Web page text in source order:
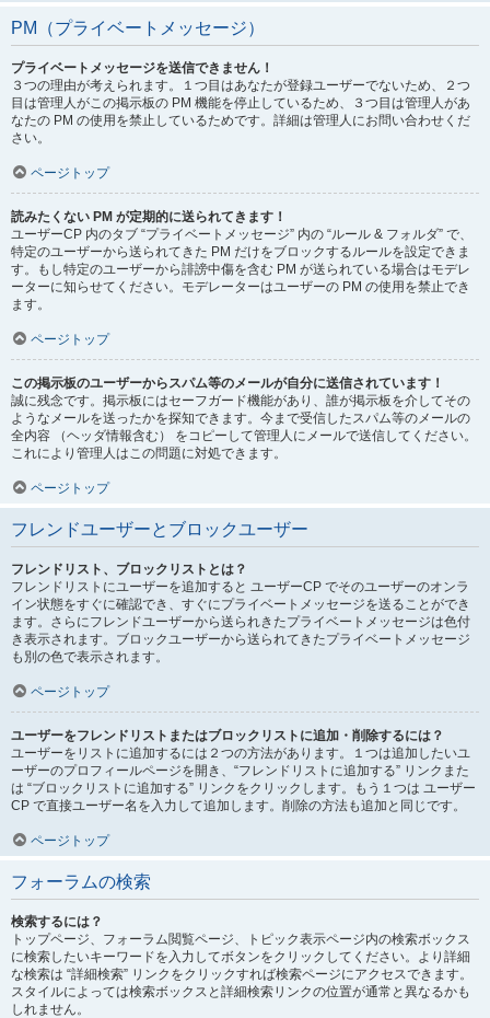
PM（プライベートメッセージ）
プライベートメッセージを送信できません！
３つの理由が考えられます。１つ目はあなたが登録ユーザーでないため、２つ
目は管理人がこの掲示板の PM 機能を停止しているため、３つ目は管理人があ
なたの PM の使用を禁止しているためです。詳細は管理人にお問い合わせくだ
さい。
ページトップ
読みたくない PM が定期的に送られてきます！
ユーザーCP 内のタブ “プライベートメッセージ” 内の “ルール & フォルダ” で、
特定のユーザーから送られてきた PM だけをブロックするルールを設定できま
す。もし特定のユーザーから誹謗中傷を含む PM が送られている場合はモデレ
ーターに知らせてください。モデレーターはユーザーの PM の使用を禁止でき
ます。
ページトップ
この掲示板のユーザーからスパム等のメールが自分に送信されています！
誠に残念です。掲示板にはセーフガード機能があり、誰が掲示板を介してその
ようなメールを送ったかを探知できます。今まで受信したスパム等のメールの
全内容 （ヘッダ情報含む） をコピーして管理人にメールで送信してください。
これにより管理人はこの問題に対処できます。
ページトップ
フレンドユーザーとブロックユーザー
フレンドリスト、ブロックリストとは？
フレンドリストにユーザーを追加すると ユーザーCP でそのユーザーのオンラ
イン状態をすぐに確認でき、すぐにプライベートメッセージを送ることができ
ます。さらにフレンドユーザーから送られきたプライベートメッセージは色付
き表示されます。ブロックユーザーから送られてきたプライベートメッセージ
も別の色で表示されます。
ページトップ
ユーザーをフレンドリストまたはブロックリストに追加・削除するには？
ユーザーをリストに追加するには２つの方法があります。１つは追加したいユ
ーザーのプロフィールページを開き、“フレンドリストに追加する” リンクまた
は “ブロックリストに追加する” リンクをクリックします。もう１つは ユーザー
CP で直接ユーザー名を入力して追加します。削除の方法も追加と同じです。
ページトップ
フォーラムの検索
検索するには？
トップページ、フォーラム閲覧ページ、トピック表示ページ内の検索ボックス
に検索したいキーワードを入力してボタンをクリックしてください。より詳細
な検索は “詳細検索” リンクをクリックすれば検索ページにアクセスできます。
スタイルによっては検索ボックスと詳細検索リンクの位置が通常と異なるかも
しれません。